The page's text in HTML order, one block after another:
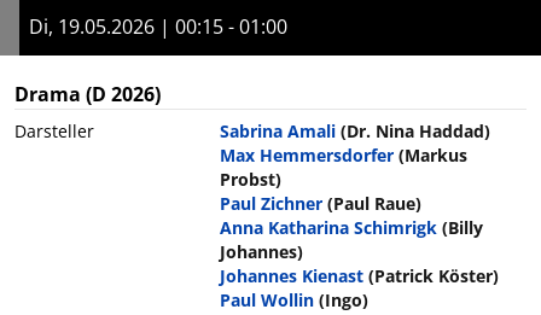
Di, 19.05.2026 | 00:15 - 01:00
Drama (D 2026)
Darsteller Sabrina Amali (Dr. Nina Haddad)
Max Hemmersdorfer (Markus
Probst)
Paul Zichner (Paul Raue)
Anna Katharina Schimrigk (Billy
Johannes)
Johannes Kienast (Patrick Köster)
Paul Wollin (Ingo)